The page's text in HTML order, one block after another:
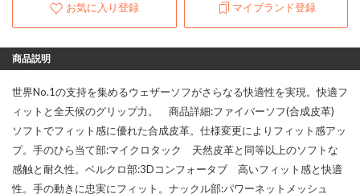
お気に入り登録 マイブランド登録
商品説明
世界No.1の支持を集めるウェザーソフがさらなる快適性を実現。快適フ
ィットと全天候のグリップ力。 商品詳細:ファイバーソフ(合成皮革)
ソフトでフィット感に優れた合成皮革。仕様変更によりフィット感アッ
プ。手のひら当て部:マイクロタック 天然皮革と同等以上のソフトな
感触と耐久性。ベルクロ部:3Dコンフォータブ 高いフィット感と快適
性。手の動きに忠実にフィット。ナックル部:パワーネットメッシュ